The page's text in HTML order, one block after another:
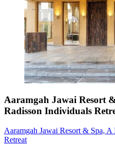
Aaramgah Jawai Resort
Radisson Individuals
Aaramgah Jawai Resort & Spa,
Retreat